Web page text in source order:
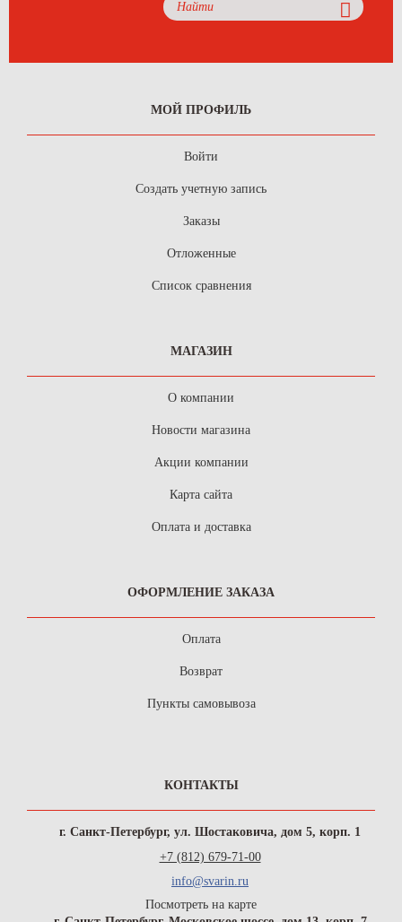
МОЙ ПРОФИЛЬ
Войти
Создать учетную запись
Заказы
Отложенные
Список сравнения
МАГАЗИН
О компании
Новости магазина
Акции компании
Карта сайта
Оплата и доставка
ОФОРМЛЕНИЕ ЗАКАЗА
Оплата
Возврат
Пункты самовывоза
КОНТАКТЫ
г. Санкт-Петербург, ул. Шостаковича, дом 5, корп. 1
+7 (812) 679-71-00
info@svarin.ru
Посмотреть на карте